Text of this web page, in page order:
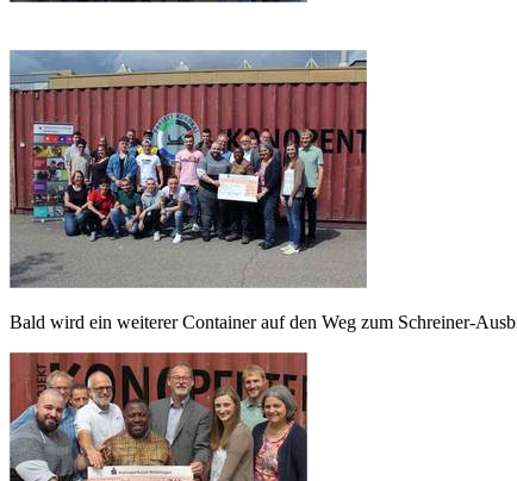
Bald wird ein weiterer Container auf den Weg zum Schreiner-